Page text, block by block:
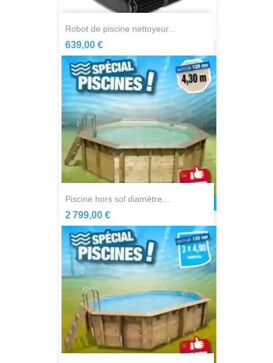
robot de piscine nettoyeur...
639,00 €
piscine hors sol diamètre...
2 799,00 €